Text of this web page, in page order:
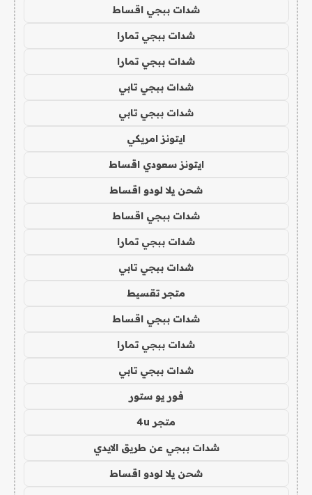
شدات ببجي اقساط
شدات ببجي تمارا
شدات ببجي تمارا
شدات ببجي تابي
شدات ببجي تابي
ايتونز امريكي
ايتونز سعودي اقساط
شحن يلا لودو اقساط
شدات ببجي اقساط
شدات ببجي تمارا
شدات ببجي تابي
متجر تقسيط
شدات ببجي اقساط
شدات ببجي تمارا
شدات ببجي تابي
فور يو ستور
متجر 4u
شدات ببجي عن طريق الايدي
شحن يلا لودو اقساط